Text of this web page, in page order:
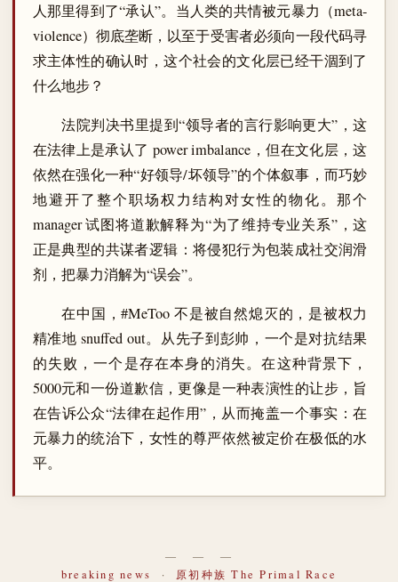
人那里得到了“承认”。当人类的共情被元暴力（meta-
violence）彻底垄断，以至于受害者必须向一段代码寻
求主体性的确认时，这个社会的文化层已经干涸到了
什么地步？
法院判决书里提到“领导者的言行影响更大”，这
在法律上是承认了 power imbalance，但在文化层，这
依然在强化一种“好领导/坏领导”的个体叙事，而巧妙
地避开了整个职场权力结构对女性的物化。那个
manager 试图将道歉解释为“为了维持专业关系”，这
正是典型的共谋者逻辑：将侵犯行为包装成社交润滑
剂，把暴力消解为“误会”。
在中国，#MeToo 不是被自然熄灭的，是被权力
精准地 snuffed out。从先子到彭帅，一个是对抗结果
的失败，一个是存在本身的消失。在这种背景下，
5000元和一份道歉信，更像是一种表演性的让步，旨
在告诉公众“法律在起作用”，从而掩盖一个事实：在
元暴力的统治下，女性的尊严依然被定价在极低的水
平。
― ― ―
breaking news
· 原初种族 The Primal Race